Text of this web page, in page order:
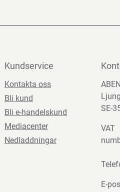
Kundservice
Kontakta oss
Bli kund
Bli e-handelskund
Mediacenter
Nedladdningar
SE-
VAT
E-